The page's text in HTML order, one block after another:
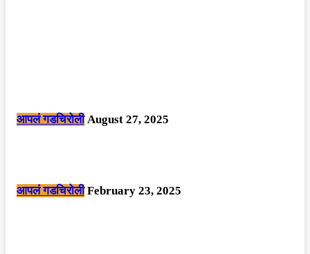
आपलं गडचिरोली August 27, 2025
आपलं गडचिरोली February 23, 2025